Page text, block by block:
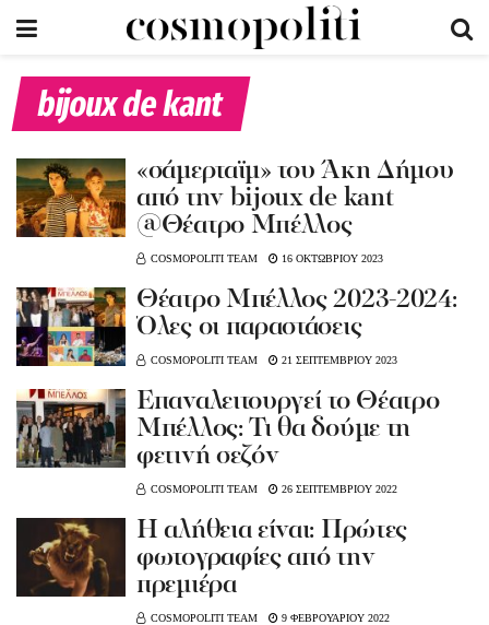
bijoux de kant
«σάμερταϊμ» του Άκη Δήμου
από την bijoux de kant
@Θέατρο Μπέλλος
COSMOPOLITI TEAM 16 ΟΚΤΩΒΡΙΟΥ 2023
Θέατρο Μπέλλος 2023-2024:
Όλες οι παραστάσεις
COSMOPOLITI TEAM 21 ΣΕΠΤΕΜΒΡΙΟΥ 2023
Επαναλειτουργεί το Θέατρο
Μπέλλος: Τι θα δούμε τη
φετινή σεζόν
COSMOPOLITI TEAM 26 ΣΕΠΤΕΜΒΡΙΟΥ 2022
Η αλήθεια είναι: Πρώτες
φωτογραφίες από την
πρεμιέρα
COSMOPOLITI TEAM 9 ΦΕΒΡΟΥΑΡΙΟΥ 2022